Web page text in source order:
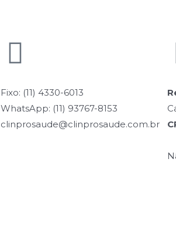
Fixo: (11) 4330-6013
WhatsApp: (11) 93767-8153
clinprosaude@clinprosaude.com.br